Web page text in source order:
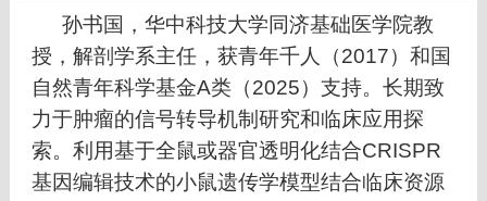
孙书国，华中科技大学同济基础医学院教
授，解剖学系主任，获青年千人（2017）和国
自然青年科学基金A类（2025）支持。长期致
力于肿瘤的信号转导机制研究和临床应用探
索。利用基于全鼠或器官透明化结合CRISPR
基因编辑技术的小鼠遗传学模型结合临床资源